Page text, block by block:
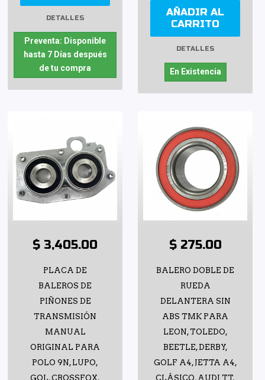
DETALLES
Preventa: Disponible
hasta 7 Días después
de tu compra
AÑADIR AL
CARRITO
DETALLES
En Existencia
$ 3,405.00
PLACA DE
BALEROS DE
PIÑONES DE
TRANSMISIÓN
MANUAL
ORIGINAL PARA
POLO 9N, LUPO,
GOL, CROSSFOX,
$ 275.00
BALERO DOBLE DE
RUEDA
DELANTERA SIN
ABS TMK PARA
LEON, TOLEDO,
BEETLE, DERBY,
GOLF A4, JETTA A4,
CLÁSICO, AUDI TT,